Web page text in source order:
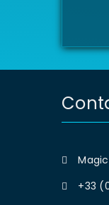
+33